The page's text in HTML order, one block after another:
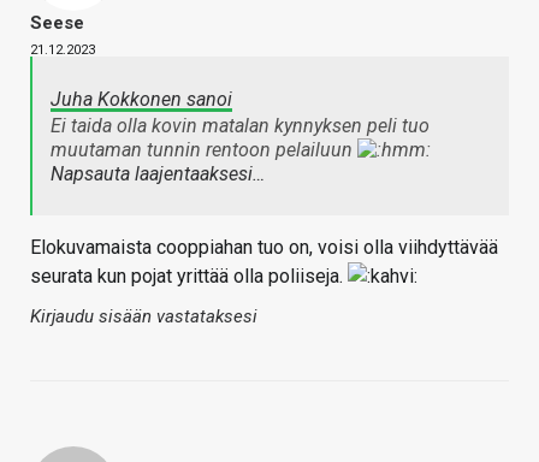
Seese
21.12.2023
Juha Kokkonen sanoi
Ei taida olla kovin matalan kynnyksen peli tuo
muutaman tunnin rentoon pelailuun
Napsauta laajentaaksesi…
Elokuvamaista cooppiahan tuo on, voisi olla viihdyttävää
seurata kun pojat yrittää olla poliiseja.
Kirjaudu sisään vastataksesi